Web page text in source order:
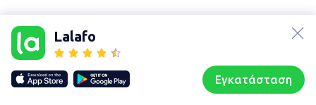
Lalafo
Εγκατάσταση
Our websites
lalafo.kg
lalafo.rs
lalafo.pl
Sitemap
Χάρτης
Συζητήσεις Προφίλ